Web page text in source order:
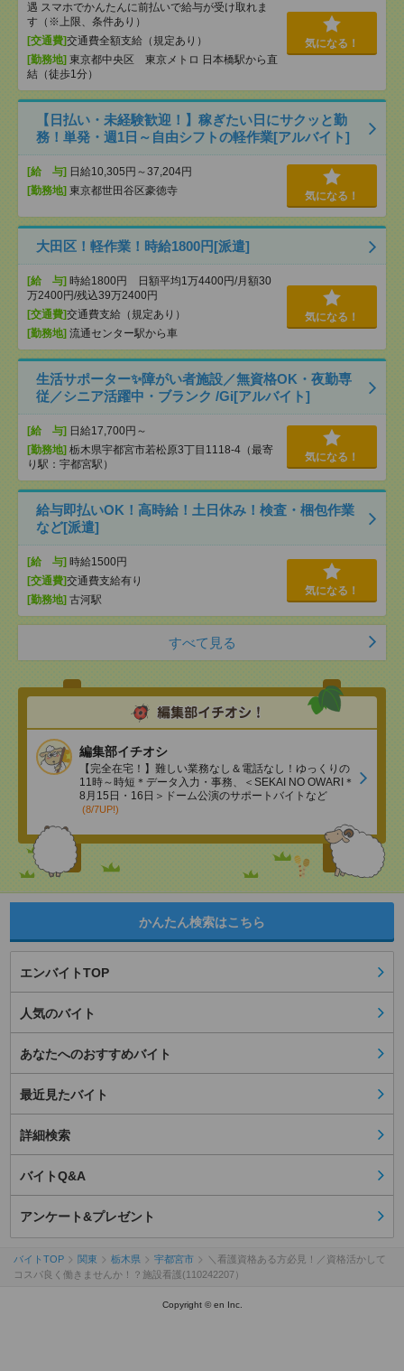
遇 スマホでかんたんに前払いで給与が受け取れま
す（※上限、条件あり）
[交通費]交通費全額支給（規定あり）
[勤務地] 東京都中央区 東京メトロ 日本橋駅から直
結（徒歩1分）
気になる！
【日払い・未経験歓迎！】稼ぎたい日にサクッと勤
務！単発・週1日～自由シフトの軽作業[アルバイト]
[給 与] 日給10,305円～37,204円
[勤務地] 東京都世田谷区豪徳寺 気になる！
大田区！軽作業！時給1800円[派遣]
[給 与] 時給1800円 日額平均1万4400円/月額30
万2400円/残込39万2400円
[交通費]交通費支給（規定あり）
[勤務地] 流通センター駅から車
気になる！
生活サポーター✨障がい者施設／無資格OK・夜勤専
従／シニア活躍中・ブランク /Gi[アルバイト]
[給 与] 日給17,700円～
[勤務地] 栃木県宇都宮市若松原3丁目1118-4（最寄
り駅：宇都宮駅）
気になる！
給与即払いOK！高時給！土日休み！検査・梱包作業
など[派遣]
[給 与] 時給1500円
[交通費]交通費支給有り
[勤務地] 古河駅
気になる！
すべて見る
編集部イチオシ
【完全在宅！】難しい業務なし＆電話なし！ゆっくりの
11時～時短＊データ入力・事務、＜SEKAI NO OWARI＊
8月15日・16日＞ドーム公演のサポートバイトなど
(8/7UP!)
かんたん検索はこちら
エンバイトTOP
人気のバイト
あなたへのおすすめバイト
最近見たバイト
詳細検索
バイトQ&A
アンケート&プレゼント
バイトTOP 関東 栃木県 宇都宮市
＼看護資格ある方必見！／資格活かして
コスパ良く働きませんか！？施設看護(110242207）
Copyright © en Inc.